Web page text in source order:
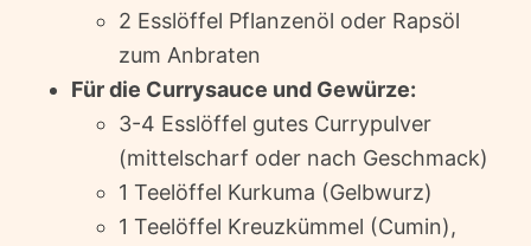
2 Esslöffel Pflanzenöl oder Rapsöl
zum Anbraten
Für die Currysauce und Gewürze:
3-4 Esslöffel gutes Currypulver
(mittelscharf oder nach Geschmack)
1 Teelöffel Kurkuma (Gelbwurz)
1 Teelöffel Kreuzkümmel (Cumin),